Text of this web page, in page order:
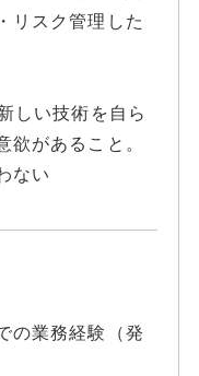
リスク管理した
しい技術を自ら
があること。
ない
の業務経験（発